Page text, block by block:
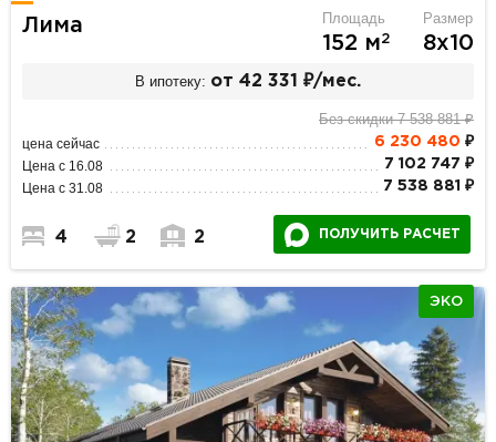
Лима Площадь
152 м2
Размер
8х10
В ипотеку: от 42 331 ₽/мес.
Без скидки 7 538 881 ₽
цена сейчас 6 230 480 ₽
Цена с 16.08 7 102 747 ₽
Цена с 31.08 7 538 881 ₽
4 2 2 ПОЛУЧИТЬ РАСЧЕТ
ЭКО